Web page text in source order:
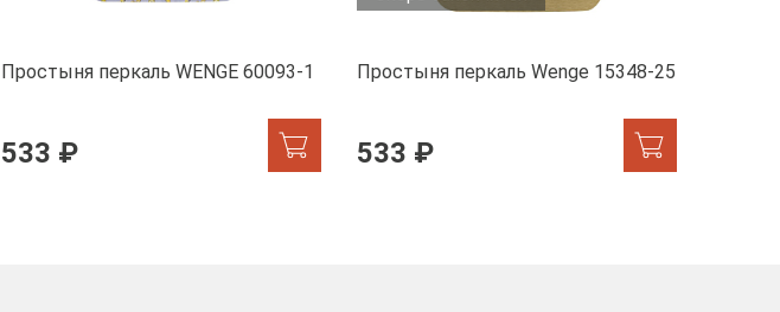
Простыня перкаль WENGE 60093-1
533 ₽
Простыня перкаль Wenge 15348-25
533 ₽